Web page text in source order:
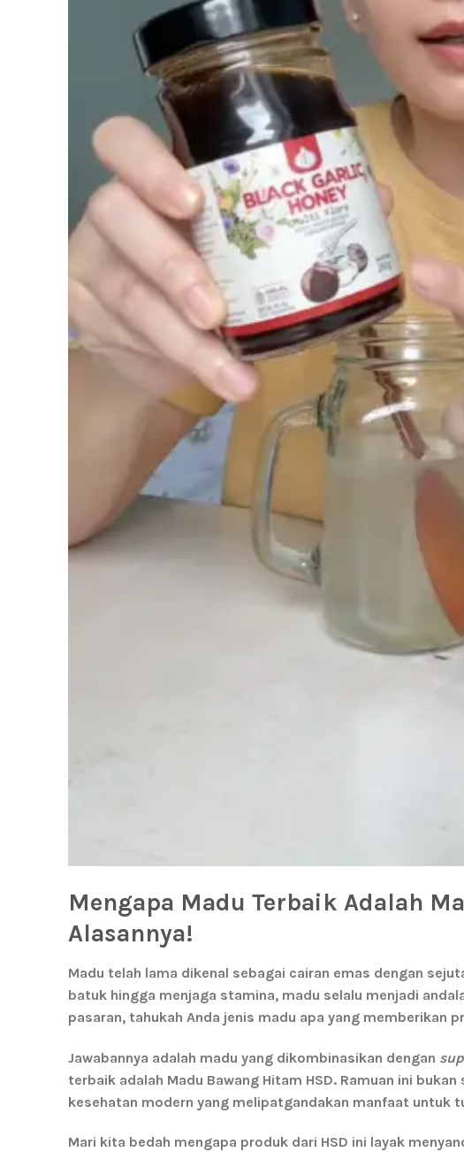
Mengapa Madu Terbaik Adalah
Alasannya!
Madu telah lama dikenal sebagai cairan emas dengan
batuk hingga menjaga stamina, madu selalu menjadi
pasaran, tahukah Anda jenis madu apa yang memberikan
Jawabannya adalah madu yang dikombinasikan dengan
terbaik adalah Madu Bawang Hitam HSD. Ramuan ini
kesehatan modern yang melipatgandakan manfaat untuk
Mari kita bedah mengapa produk dari HSD ini layak